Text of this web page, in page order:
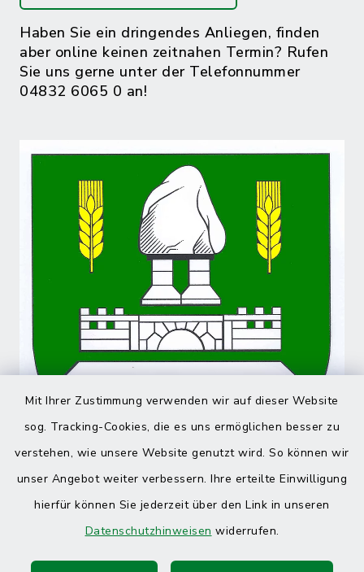
Mit Ihrer Zustimmung verwenden wir auf dieser Website
sog. Tracking-Cookies, die es uns ermöglichen besser zu
verstehen, wie unsere Website genutzt wird. So können wir
unser Angebot weiter verbessern. Ihre erteilte Einwilligung
hierfür können Sie jederzeit über den Link in unseren
Datenschutzhinweisen widerrufen.
Haben Sie ein dringendes Anliegen, finden
aber online keinen zeitnahen Termin? Rufen
Sie uns gerne unter der Telefonnummer
04832 6065 0 an!